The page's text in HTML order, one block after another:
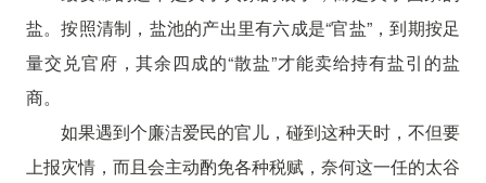
盐。按照清制，盐池的产出里有六成是“官盐”，到期按足
量交兑官府，其余四成的“散盐”才能卖给持有盐引的盐
商。
如果遇到个廉洁爱民的官儿，碰到这种天时，不但要
上报灾情，而且会主动酌免各种税赋，奈何这一任的太谷